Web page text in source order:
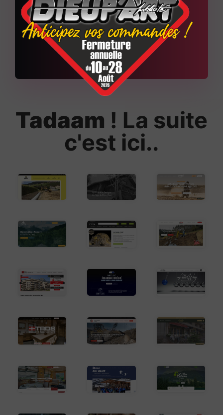
Sites web réalisés
+150
Tadaam ! La suite
c'est ici..